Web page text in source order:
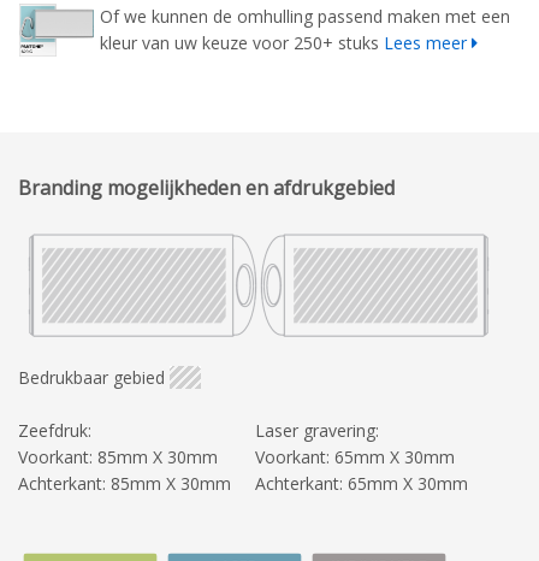
Of we kunnen de omhulling passend maken met een
kleur van uw keuze voor 250+ stuks Lees meer
Branding mogelijkheden en afdrukgebied
Bedrukbaar gebied
Zeefdruk:
Voorkant: 85mm X 30mm
Achterkant: 85mm X 30mm
Laser gravering:
Voorkant: 65mm X 30mm
Achterkant: 65mm X 30mm